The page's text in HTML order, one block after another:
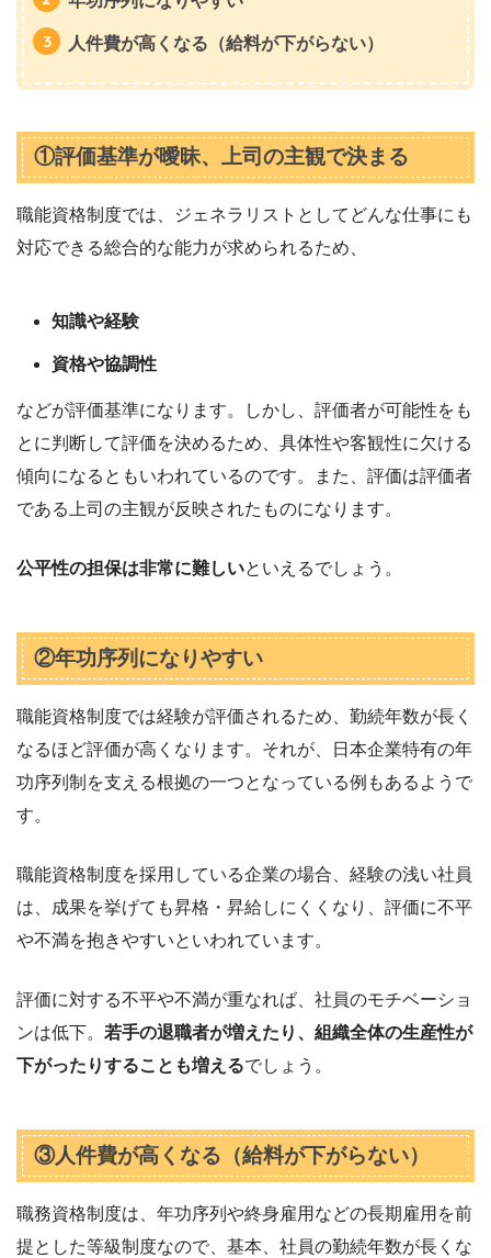
人件費が高くなる（給料が下がらない）
①評価基準が曖昧、上司の主観で決まる
職能資格制度では、ジェネラリストとしてどんな仕事にも
対応できる総合的な能力が求められるため、
知識や経験
資格や協調性
などが評価基準になります。しかし、評価者が可能性をも
とに判断して評価を決めるため、具体性や客観性に欠ける
傾向になるともいわれているのです。また、評価は評価者
である上司の主観が反映されたものになります。
公平性の担保は非常に難しいといえるでしょう。
②年功序列になりやすい
職能資格制度では経験が評価されるため、勤続年数が長く
なるほど評価が高くなります。それが、日本企業特有の年
功序列制を支える根拠の一つとなっている例もあるようで
す。
職能資格制度を採用している企業の場合、経験の浅い社員
は、成果を挙げても昇格・昇給しにくくなり、評価に不平
や不満を抱きやすいといわれています。
評価に対する不平や不満が重なれば、社員のモチベーショ
ンは低下。 若手の退職者が増えたり、組織全体の生産性が
下がったりすることも増えるでしょう。
③人件費が高くなる（給料が下がらない）
職務資格制度は、年功序列や終身雇用などの長期雇用を前
提とした等級制度なので、基本、社員の勤続年数が長くな